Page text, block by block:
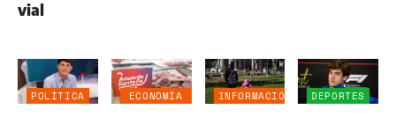
vial
POLÍTICA
ECONOMÍA
INFORMACIÓN
DEPORTES